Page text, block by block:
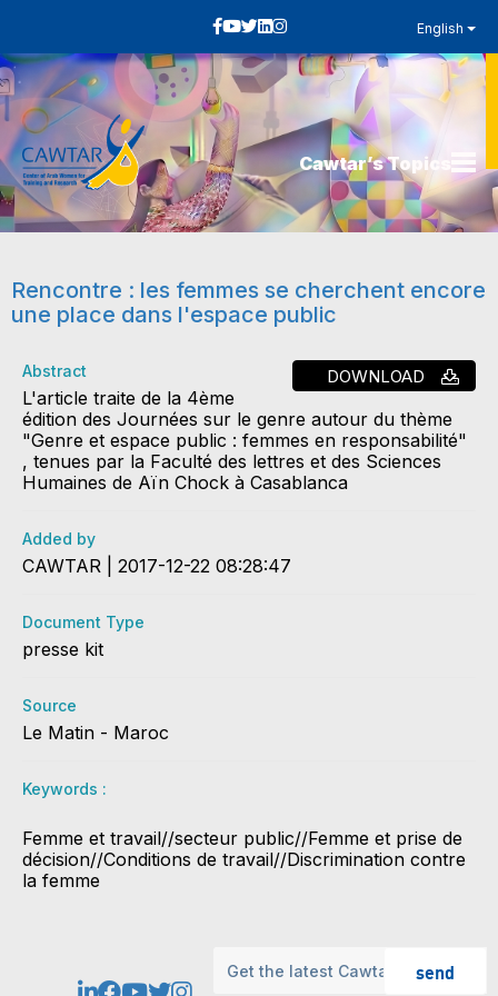
English
Cawtar’s Topics
Rencontre : les femmes se cherchent encore
une place dans l'espace public
DOWNLOAD
Abstract
L'article traite de la 4ème
édition des Journées sur le genre autour du thème
"Genre et espace public : femmes en responsabilité"
, tenues par la Faculté des lettres et des Sciences
Humaines de Aïn Chock à Casablanca
Added by
CAWTAR | 2017-12-22 08:28:47
Document Type
presse kit
Source
Le Matin - Maroc
Keywords :
Femme et travail//secteur public//Femme et prise de
décision//Conditions de travail//Discrimination contre
la femme
send